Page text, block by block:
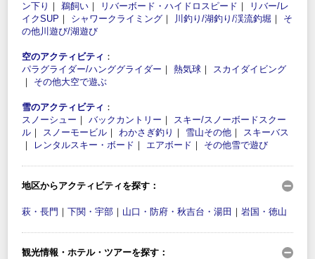
ン下り ｜ 鵜飼い ｜ リバーボード・ハイドロスピード ｜
リバー/レ
イクSUP ｜ シャワークライミング ｜ 川釣り/湖釣り/渓流釣堀 ｜ そ
の他川遊び/湖遊び
空のアクティビティ ：
パラグライダー/ハンググライダー ｜ 熱気球 ｜ スカイダイビング
｜ その他大空で遊ぶ
雪のアクティビティ ：
スノーシュー ｜ バックカントリー ｜ スキー/スノーボードスクー
ル ｜ スノーモービル ｜ わかさぎ釣り ｜ 雪山その他 ｜ スキーバス
｜
レンタルスキー・ボード ｜ エアボード ｜ その他雪で遊び
地区からアクティビティを探す：
萩・長門 ｜ 下関・宇部 ｜ 山口・防府・秋吉台・湯田 ｜ 岩国・徳山
観光情報・ホテル・ツアーを探す：